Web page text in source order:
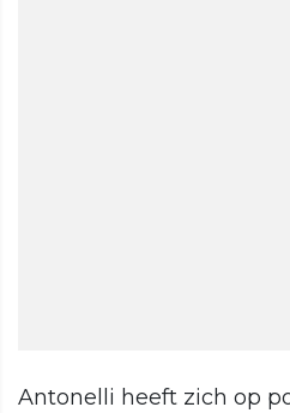
Antonelli heeft zich op